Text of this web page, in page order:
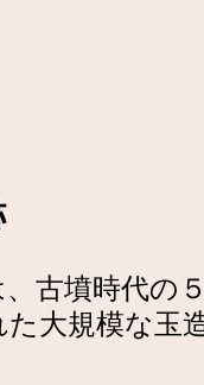
古墳時代の
た大規模な玉